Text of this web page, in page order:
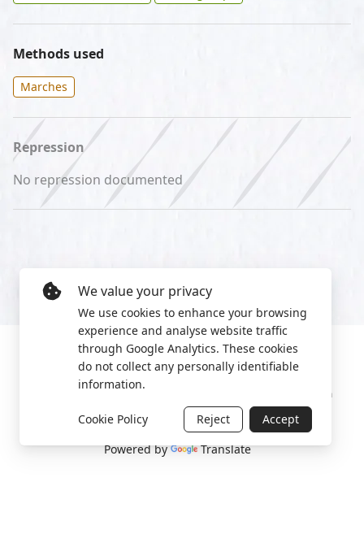
Methods used
Marches
Repression
No repression documented
2022 World Protest Platform
Powered by Translate
We value your privacy
We use cookies to enhance your browsing
experience and analyse website traffic
through Google Analytics. These cookies
do not collect any personally identifiable
information.
Cookie Policy Reject Accept